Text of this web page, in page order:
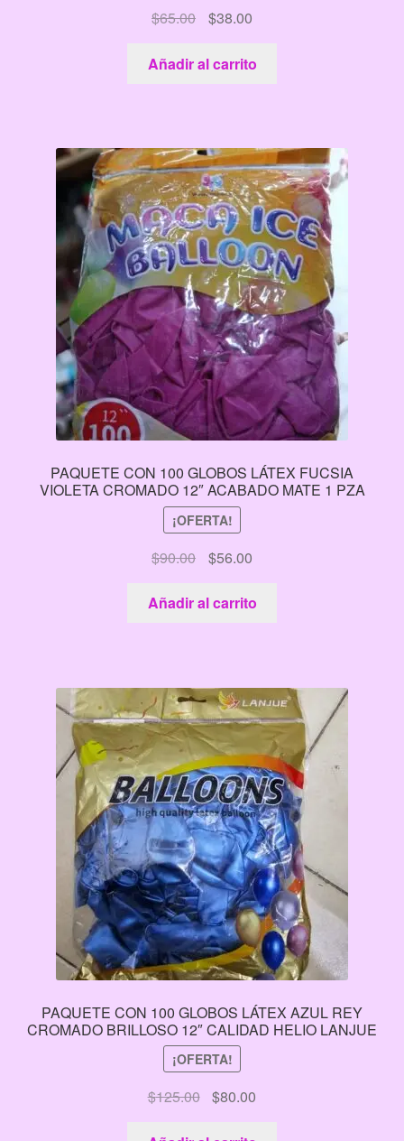
$65.00
El
precio
original
era:
$38.00El
precio
actual
es:
Añadir al carrito
PAQUETE CON 100 GLOBOS LÁTEX FUCSIA
VIOLETA CROMADO 12″ ACABADO MATE 1 PZA
¡OFERTA!
$90.00
El
precio
original
era:
$56.00El
precio
actual
es:
Añadir al carrito
PAQUETE CON 100 GLOBOS LÁTEX AZUL REY
CROMADO BRILLOSO 12″ CALIDAD HELIO LANJUE
¡OFERTA!
$125.00 El
precio
$80.00
precio